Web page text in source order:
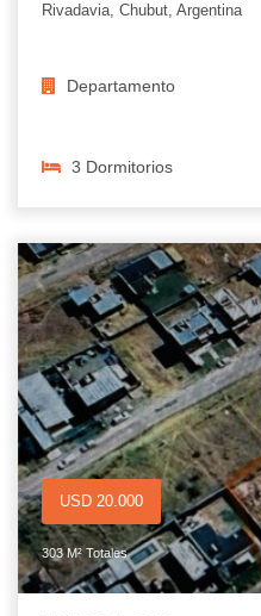
Rivadavia, Chubut, Argentina
Departamento
3 Dormitorios
USD 20.000
303 M² Totales